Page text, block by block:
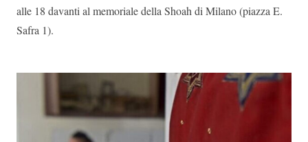
alle 18 davanti al memoriale della Shoah di Milano (piazza E.
Safra 1).